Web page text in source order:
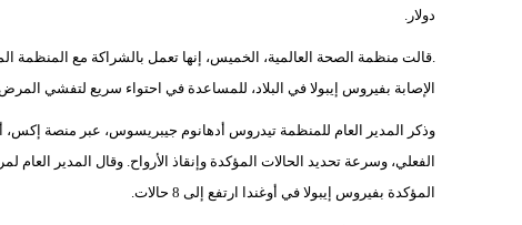
دولار.
.قالت منظمة الصحة العالمية، الخميس، إنها تعمل بالشراكة مع المنظمة
الإصابة بفيروس إيبولا في البلاد، للمساعدة في احتواء سريع لتفشي
وذكر المدير العام للمنظمة تيدروس أدهانوم جيبريسوس، عبر منصة
الفعلي، وسرعة تحديد الحالات المؤكدة وإنقاذ الأرواح. وقال المدير العام
المؤكدة بفيروس إيبولا في أوغندا ارتفع إلى 8 حالات.